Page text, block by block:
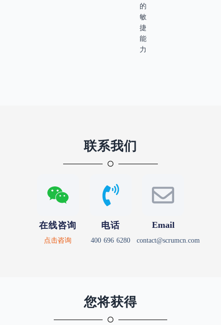
的
敏
捷
能
力
联系我们
在线咨询
点击咨询
电话
400 696 6280
Email
contact@scrumcn.com
您将获得